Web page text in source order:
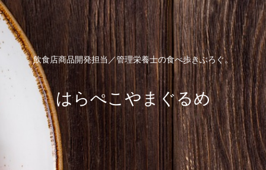
飲食店商品開発担当／管理栄養士の食べ歩きぶろぐ。
はらぺこやまぐるめ